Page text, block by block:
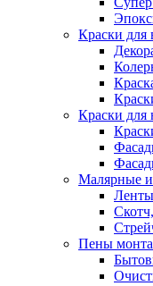
Краски для
Краски для
Малярные
Пены